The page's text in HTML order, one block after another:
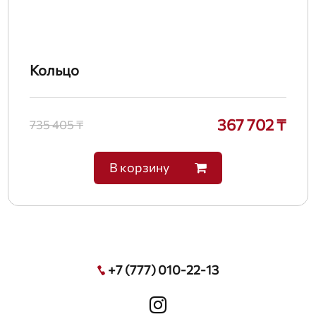
Кольцо
735 405 ₸ 367 702 ₸
В корзину
+7 (777) 010-22-13